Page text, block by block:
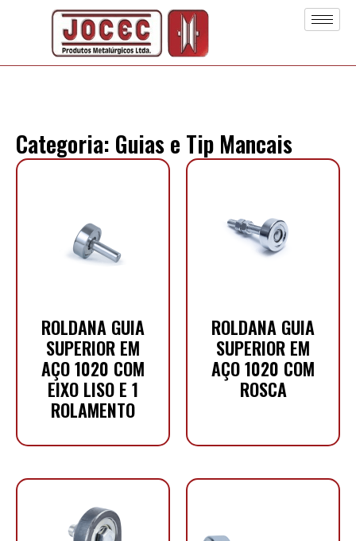
Categoria: Guias e Tip Mancais
ROLDANA GUIA
SUPERIOR EM
AÇO 1020 COM
EIXO LISO E 1
ROLAMENTO
ROLDANA GUIA
SUPERIOR EM
AÇO 1020 COM
ROSCA